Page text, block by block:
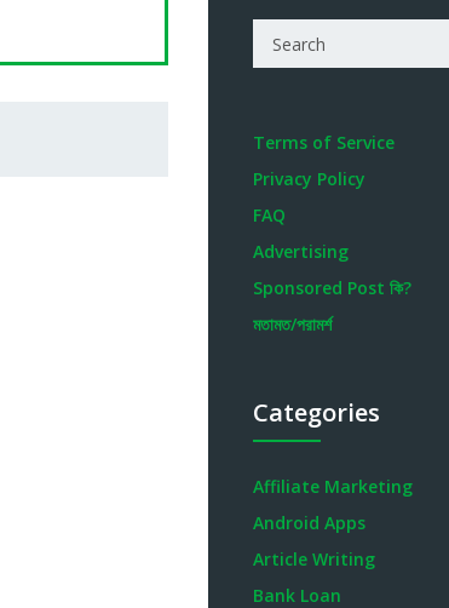
Terms of Service
Privacy Policy
FAQ
Advertising
Sponsored Post কি?
মতামত/পরামর্শ
Categories
Affiliate Marketing
Android Apps
Article Writing
Bank Loan